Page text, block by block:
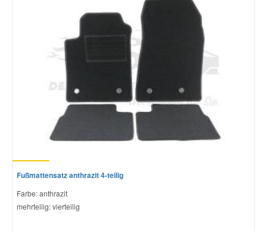
Fußmattensatz anthrazit 4-teilig
Farbe: anthrazit
mehrteilig: vierteilig
Seat Ersatzteile
Skoda Ersatzteile
Smart Ersatzteile
Suzuki Ersatzteile
Vauxhall Ersatzteile